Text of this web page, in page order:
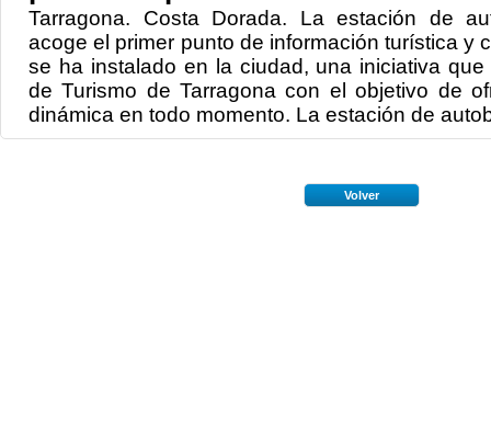
Tarragona. Costa Dorada. La estación de
acoge el primer punto de información turística y
se ha instalado en la ciudad, una iniciativa
de Turismo de Tarragona con el objetivo de
dinámica en todo momento. La estación de
Volver